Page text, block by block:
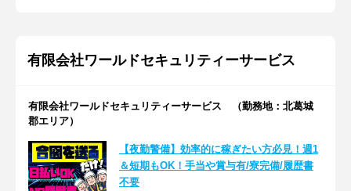
有限会社ワールドセキュリティーサービス
有限会社ワールドセキュリティーサービス （勤務地：北葛城
郡エリア）
【夜勤警備】効率的に稼ぎたい方必見！週1
＆短期もOK！手当や賞与有/寮完備/履歴書
不要